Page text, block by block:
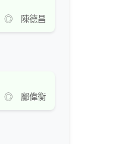
◎ 陳德昌
◎ 鄺偉衡